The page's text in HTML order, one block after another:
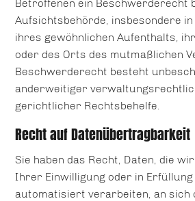
Betroffenen ein Beschwerderecht
Aufsichtsbehörde, insbesondere
ihres gewöhnlichen Aufenthalts,
oder des Orts des mutmaßlichen
Beschwerderecht besteht
anderweitiger
gerichtlicher Rechtsbehelfe.
Recht auf Daten­übertrag­barkeit
Sie haben das Recht, Daten, die
Ihrer Einwilligung oder in
automatisiert verarbeiten, an sich